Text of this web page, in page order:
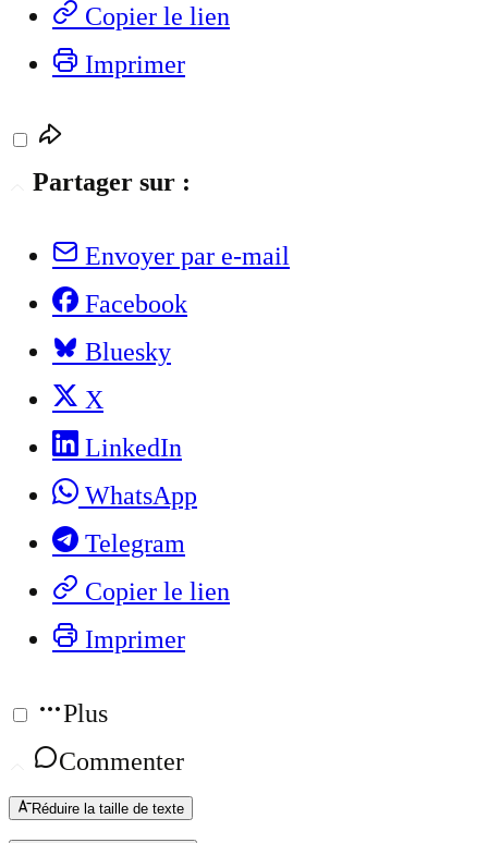
Copier le lien
Imprimer
Partager sur :
Envoyer par e-mail
Facebook
Bluesky
X
LinkedIn
WhatsApp
Telegram
Copier le lien
Imprimer
Plus
Commenter
Réduire la taille de texte